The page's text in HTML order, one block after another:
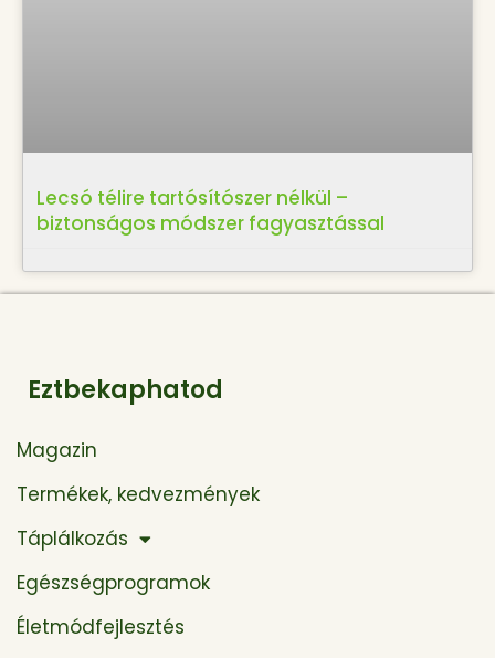
Lecsó télire tartósítószer nélkül –
biztonságos módszer fagyasztással
Eztbekaphatod
Magazin
Termékek, kedvezmények
Táplálkozás
Egészségprogramok
Életmódfejlesztés